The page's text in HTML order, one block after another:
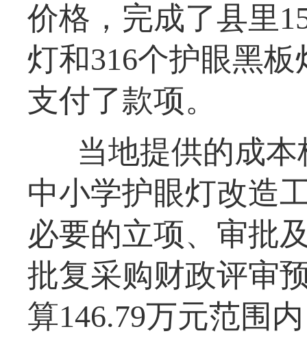
价格，完成了县里
灯和316个护眼黑
支付了款项。
当地提供的成
中小学护眼灯改造
必要的立项、审批
批复采购财政评审
算146.79万元范围